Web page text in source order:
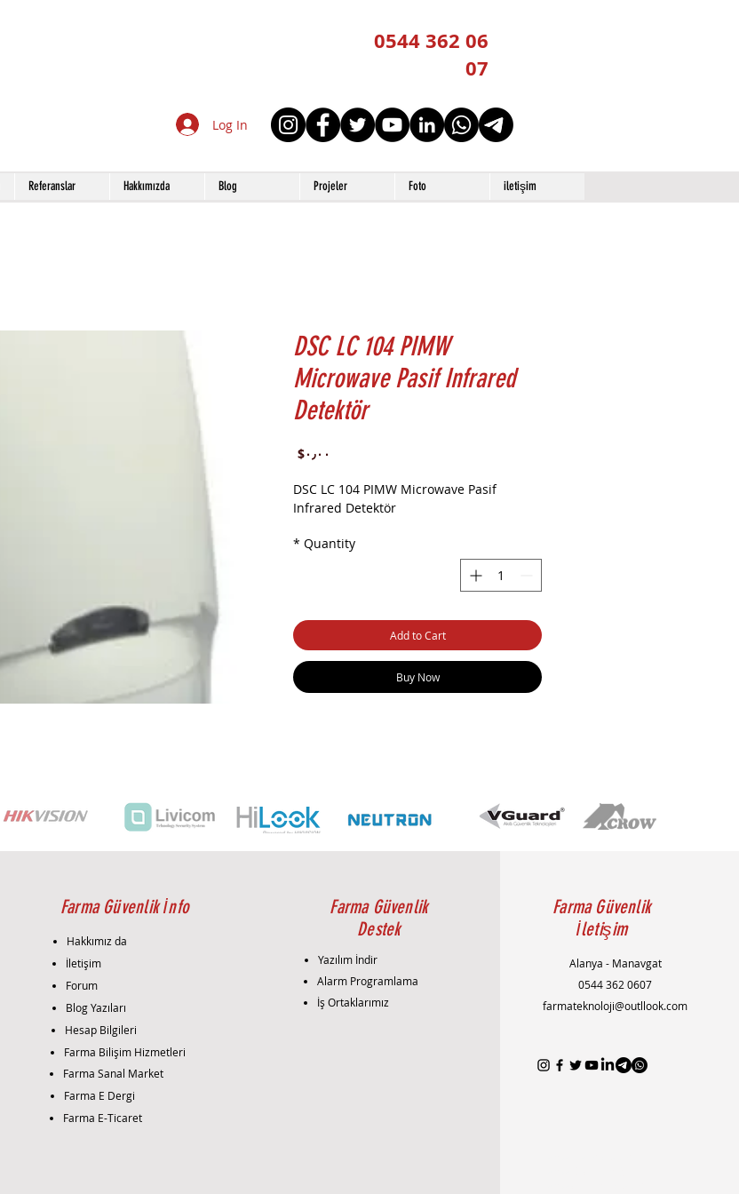
0544 362 06
07
Log In
Referanslar Hakkımızda Blog Projeler Foto iletişim
DSC LC 104 PIMW
Microwave Pasif Infrared
Detektör
‎$۰٫۰۰Price
DSC LC 104 PIMW Microwave Pasif
Infrared Detektör
Quantity
*
Add to Cart
Buy Now
Farma Güvenlik İnfo
Hakkımız da
İletişim
Forum
Blog Yazıları
Hesap Bilgileri
Farma Bilişim Hizmetleri
Farma Sanal Market
Farma E Dergi
Farma E-Ticaret
Farma Güvenlik
Destek
Yazılım İndir
Alarm Programlama
İş Ortaklarımız
Farma Güvenlik
İletişim
Alanya - Manavgat
0544 362 0607
farmateknoloji@outllook.com